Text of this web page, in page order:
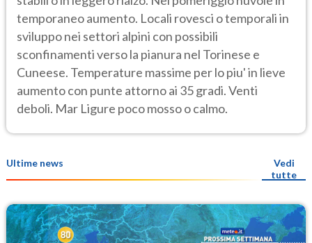
temporaneo aumento. Locali rovesci o temporali in
sviluppo nei settori alpini con possibili
sconfinamenti verso la pianura nel Torinese e
Cuneese. Temperature massime per lo piu' in lieve
aumento con punte attorno ai 35 gradi. Venti
deboli. Mar Ligure poco mosso o calmo.
Ultime news
Vedi
tutte